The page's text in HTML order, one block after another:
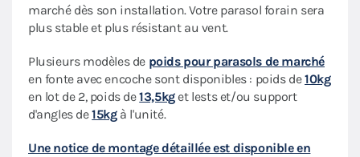
marché dès son installation. Votre parasol forain sera
plus stable et plus résistant au vent.
Plusieurs modèles de poids pour parasols de marché
en fonte avec encoche sont disponibles : poids de10kg
en lot de 2, poids de13,5kget lests et/ou support
d'angles de15kgà l'unité.
Une notice de montage détaillée est disponible en